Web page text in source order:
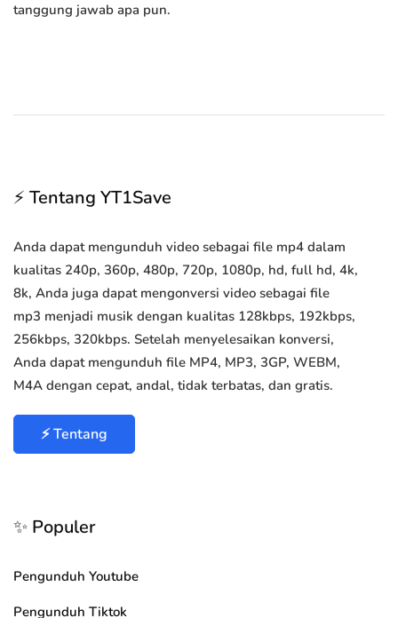
tanggung jawab apa pun.
⚡ Tentang YT1Save
Anda dapat mengunduh video sebagai file mp4 dalam
kualitas 240p, 360p, 480p, 720p, 1080p, hd, full hd, 4k,
8k, Anda juga dapat mengonversi video sebagai file
mp3 menjadi musik dengan kualitas 128kbps, 192kbps,
256kbps, 320kbps. Setelah menyelesaikan konversi,
Anda dapat mengunduh file MP4, MP3, 3GP, WEBM,
M4A dengan cepat, andal, tidak terbatas, dan gratis.
⚡ Tentang
✨ Populer
Pengunduh Youtube
Pengunduh Tiktok